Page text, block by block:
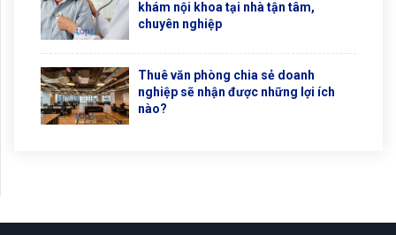
khám nội khoa tại nhà tận tâm,
chuyên nghiệp
Thuê văn phòng chia sẻ doanh
nghiệp sẽ nhận được những lợi ích
nào?